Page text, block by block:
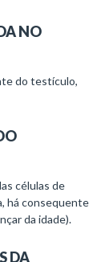
NO
do testículo,
células de
há consequente
da idade).
DA